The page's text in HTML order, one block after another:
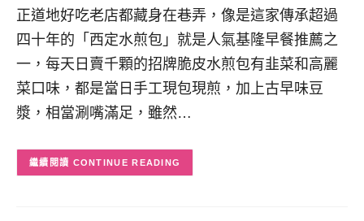
正道地好吃老店都藏身在巷弄，像是這家傳承超過
四十年的「西定水煎包」就是人氣基隆早餐推薦之
一，每天日賣千顆的招牌脆皮水煎包有韭菜和高麗
菜口味，都是當日手工現包現煎，加上古早味豆
漿，相當涮嘴滿足，雖然…
CONTINUE READING